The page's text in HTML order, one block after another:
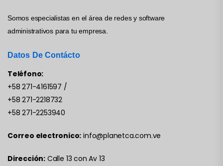
Somos especialistas en el área de redes y software
administrativos para tu empresa.
Datos De Contácto
Teléfono:
+58 271-4161597 /
+58 271-2218732
+58 271-2253940
Correo electronico: info@planetca.com.ve
Dirección: Calle 13 con Av 13